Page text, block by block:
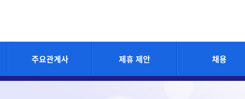
주요관계사 제휴 제안 채용